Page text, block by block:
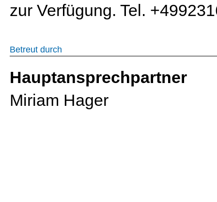
zur Verfügung. Tel.
Betreut durch
Hauptansprechpartner
Miriam Hager